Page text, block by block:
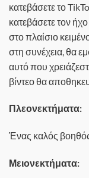
κατεβάσετε το
κατεβάσετε τον
στο πλαίσιο
στη συνέχεια, θα
αυτό που
βίντεο θα
Πλεονεκτήματα:
Ένας καλός
Μειονεκτήματα: